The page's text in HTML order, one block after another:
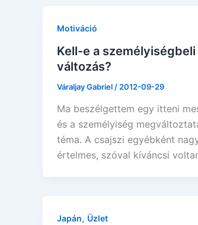
Motiváció
Kell-e a személyiségbeli
változás?
Váraljay Gabriel / 2012-09-29
Ma beszélgettem egy itteni
és a személyiség
téma. A csajszi egyébként
értelmes, szóval kíváncsi
Japán, Üzlet